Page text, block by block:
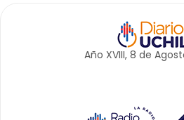
Año XVIII, 8 de